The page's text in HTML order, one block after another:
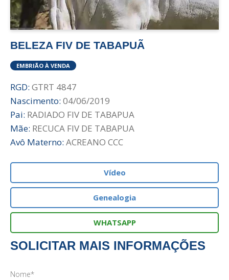
BELEZA FIV DE TABAPUÃ
EMBRIÃO À VENDA
RGD: GTRT 4847
Nascimento: 04/06/2019
Pai: RADIADO FIV DE TABAPUA
Mãe: RECUCA FIV DE TABAPUA
Avô Materno: ACREANO CCC
Vídeo
Genealogia
WHATSAPP
SOLICITAR MAIS INFORMAÇÕES
Nome*